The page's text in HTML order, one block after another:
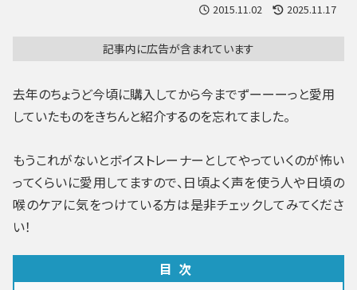
2015.11.02 2025.11.17
記事内に広告が含まれています
去年のちょうど今頃に購入してから今までずーーーっと愛用
していたものをきちんと紹介するのを忘れてました。
もうこれがないとボイストレーナーとしてやっていくのが怖い
ってくらいに愛用してますので、日頃よく声を使う人や日頃の
喉のケアに気をつけている方は是非チェックしてみてくださ
い！
目次